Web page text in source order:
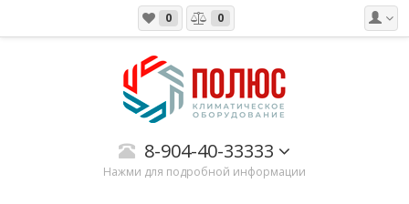
0 0
8-904-40-33333
Нажми для подробной информации